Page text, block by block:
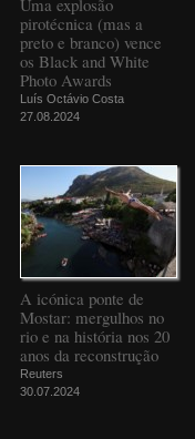
pirotécnica (mas a
preto e branco) vence
os Black and White
Photo Awards
Luís Octávio Costa
27.08.2024
A icónica ponte de
Mostar: mergulhos no
rio e na história nos 20
anos da reconstrução
Reuters
30.07.2024